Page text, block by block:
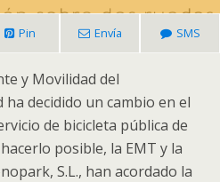
Pin Envía SMS
y Movilidad del
decidido un cambio en el
de bicicleta pública de
posible, la EMT y la
S.L., han acordado la